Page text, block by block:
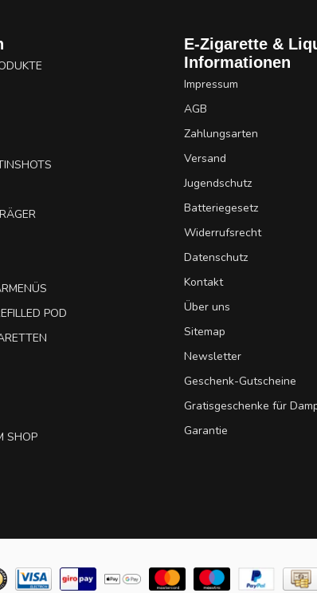
POD
SHOP
E-Zigarette &
Informationen
Impressum
AGB
Zahlungsarten
Versand
Jugendschutz
Batteriegesetz
Widerrufsrecht
Datenschutz
Kontakt
Über uns
Sitemap
Newsletter
Geschenk-Gutscheine
Gratisgeschenke für
Garantie